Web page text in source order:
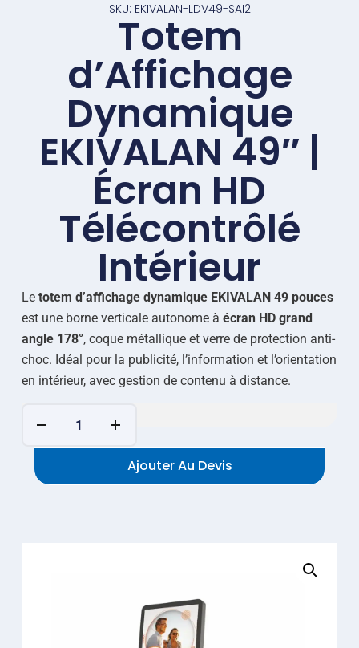
SKU: EKIVALAN-LDV49-SAI2
Totem
d’Affichage
Dynamique
EKIVALAN 49″ |
Écran HD
Télécontrôlé
Intérieur
Le totem d’affichage dynamique EKIVALAN 49 pouces
est une borne verticale autonome à écran HD grand
angle 178°, coque métallique et verre de protection anti-
choc. Idéal pour la publicité, l’information et l’orientation
en intérieur, avec gestion de contenu à distance.
Ajouter Au Devis